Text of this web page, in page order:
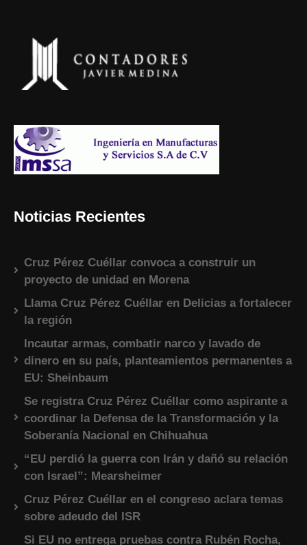
Noticias Recientes
Cruz Pérez Cuéllar convoca a construir un
proyecto de unidad en Morena
Llama Cruz Pérez Cuéllar en Delicias a fortalecer
la región
Incautar armas, combatir narco y lavado de
dinero en su país, planteamientos permanentes a
EU: Sheinbaum
Se registra Cruz Pérez Cuéllar como aspirante a
coordinar la Defensa de la Transformación y la
Soberanía Nacional en Chihuahua
“EU perdió la guerra con Irán y dañó su relación
con Israel”: Mearsheimer
Cruz Pérez Cuéllar en el congreso aclara temas
sobre adeudo del ISR
Si EU no entrega pruebas contra Rubén Rocha,